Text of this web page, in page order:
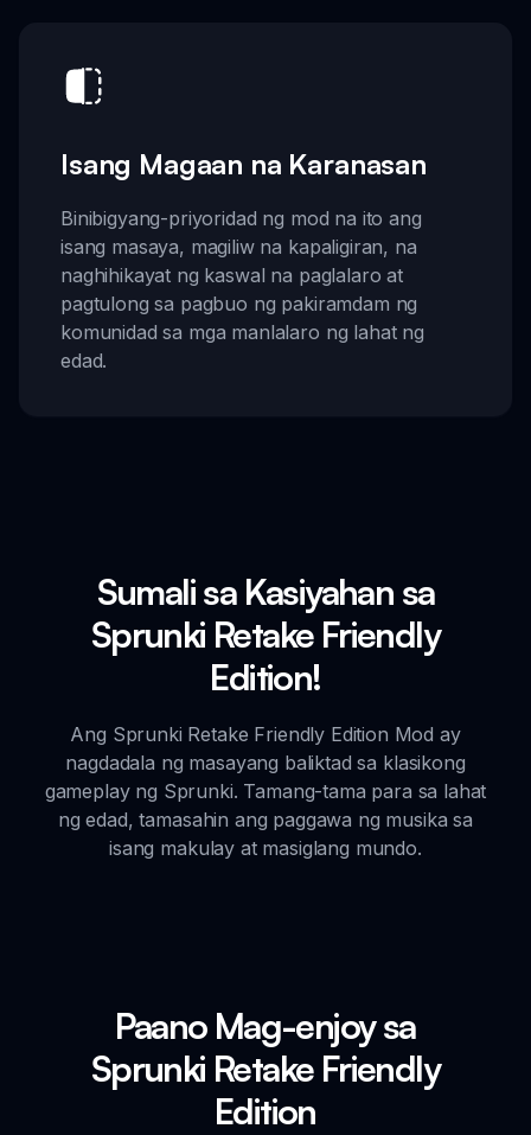
Isang Magaan na Karanasan
Binibigyang-priyoridad ng mod na ito ang
isang masaya, magiliw na kapaligiran, na
naghihikayat ng kaswal na paglalaro at
pagtulong sa pagbuo ng pakiramdam ng
komunidad sa mga manlalaro ng lahat ng
edad.
Sumali sa Kasiyahan sa
Sprunki Retake Friendly
Edition!
Ang Sprunki Retake Friendly Edition Mod ay
nagdadala ng masayang baliktad sa klasikong
gameplay ng Sprunki. Tamang-tama para sa lahat
ng edad, tamasahin ang paggawa ng musika sa
isang makulay at masiglang mundo.
Paano Mag-enjoy sa
Sprunki Retake Friendly
Edition